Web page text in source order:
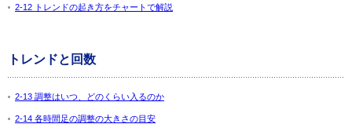
2-12 トレンドの起き方をチャートで解説
トレンドと回数
2-13 調整はいつ、どのくらい入るのか
2-14 各時間足の調整の大きさの目安